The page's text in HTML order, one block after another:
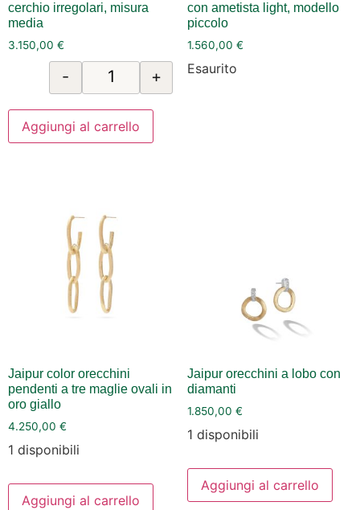
cerchio irregolari, misura
media
3.150,00 €
- +
Aggiungi al carrello
con ametista light, modello
piccolo
1.560,00 €
Esaurito
Jaipur color orecchini
pendenti a tre maglie ovali in
oro giallo
4.250,00 €
1 disponibili
Aggiungi al carrello
Jaipur orecchini a lobo con
diamanti
1.850,00 €
1 disponibili
Aggiungi al carrello